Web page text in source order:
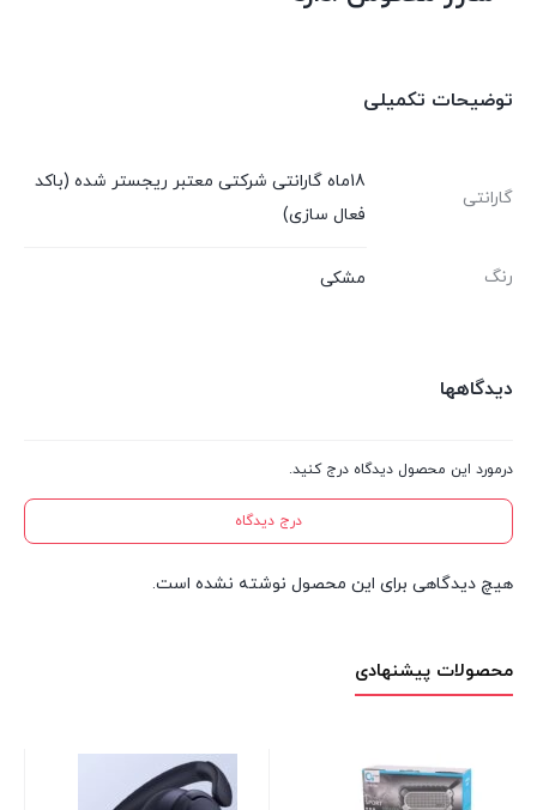
توضیحات تکمیلی
گارانتی
18ماه گارانتی شرکتی معتبر ریجستر شده (باکد
فعال سازی)
رنگ مشکی
دیدگاهها
درمورد این محصول دیدگاه درج کنید.
درج دیدگاه
هیچ دیدگاهی برای این محصول نوشته نشده است.
محصولات پیشنهادی